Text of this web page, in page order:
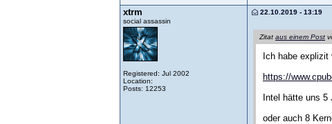
xtrm
social assassin
Registered: Jul 2002
Location:
Posts: 12253
22.10.2019 - 13:19
Zitat aus einem Post
Ich habe
https://
Intel hätte uns 5
oder auch 8